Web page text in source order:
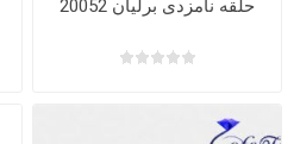
حلقه نامزدی برلیان 20052